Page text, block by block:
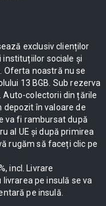
exclusiv clienților
instituțiilor sociale și
Oferta noastră nu se
13 BGB. Sub rezerva
Auto-colectorii din țările
depozit în valoare de
va fi rambursat după
al UE și după primirea
rugăm să faceți clic pe
incl. Livrare
pe insulă se va
pe insulă.